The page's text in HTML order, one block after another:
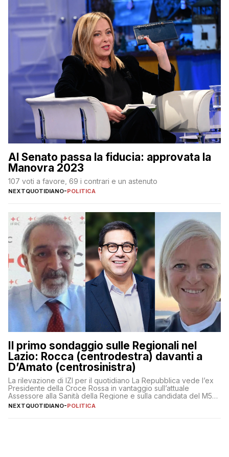
Al Senato passa la fiducia: approvata la
Manovra 2023
107 voti a favore, 69 i contrari e un astenuto
NEXTQUOTIDIANO-POLITICA
Il primo sondaggio sulle Regionali nel
Lazio: Rocca (centrodestra) davanti a
D’Amato (centrosinistra)
La rilevazione di IZI per il quotidiano La Repubblica vede l’ex
Presidente della Croce Rossa in vantaggio sull’attuale
Assessore alla Sanità della Regione e sulla candidata del M5S
Donatella Bianchi
NEXTQUOTIDIANO-POLITICA